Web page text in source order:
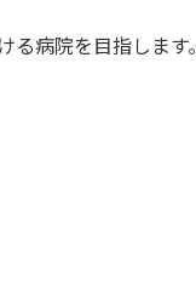
病院を目指します。